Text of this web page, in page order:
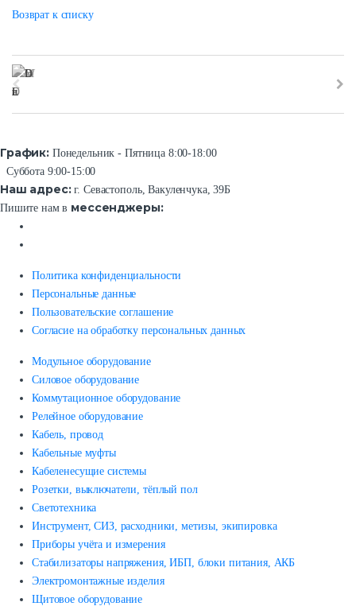
Возврат к списку
График: Понедельник - Пятница 8:00-18:00
Суббота 9:00-15:00
Наш адрес:г. Севастополь, Вакуленчука, 39Б
Пишите нам в мессенджеры:
Политика конфиденциальности
Персональные данные
Пользовательские соглашение
Согласие на обработку персональных данных
Модульное оборудование
Силовое оборудование
Коммутационное оборудование
Релейное оборудование
Кабель, провод
Кабельные муфты
Кабеленесущие системы
Розетки, выключатели, тёплый пол
Светотехника
Инструмент, СИЗ, расходники, метизы, экипировка
Приборы учёта и измерения
Стабилизаторы напряжения, ИБП, блоки питания, АКБ
Электромонтажные изделия
Щитовое оборудование